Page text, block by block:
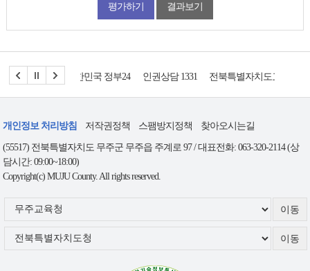
평가하기 결과보기
인권상담 1331 전북특별자치도교육청 국세청
개인정보 처리방침 저작권정책 스팸방지정책 찾아오시는길
(55517) 전북특별자치도 무주군 무주읍 주계로 97 / 대표전화: 063-320-2114 (상
담시간: 09:00~18:00)
Copyright(c) MUJU County. All rights reserved.
주
관